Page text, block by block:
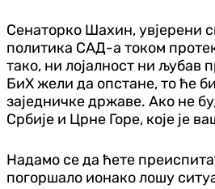
Сенаторко Шахин, увјерени
политика САД-а током
тако, ни лојалност ни љубав
БиХ жели да опстане, то ће
заједничке државе. Ако не
Србије и Црне Горе, које је
Надамо се да ћете
погоршало ионако лошу